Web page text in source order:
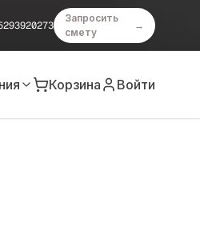
Запросить
смету
→
Корзина Войти